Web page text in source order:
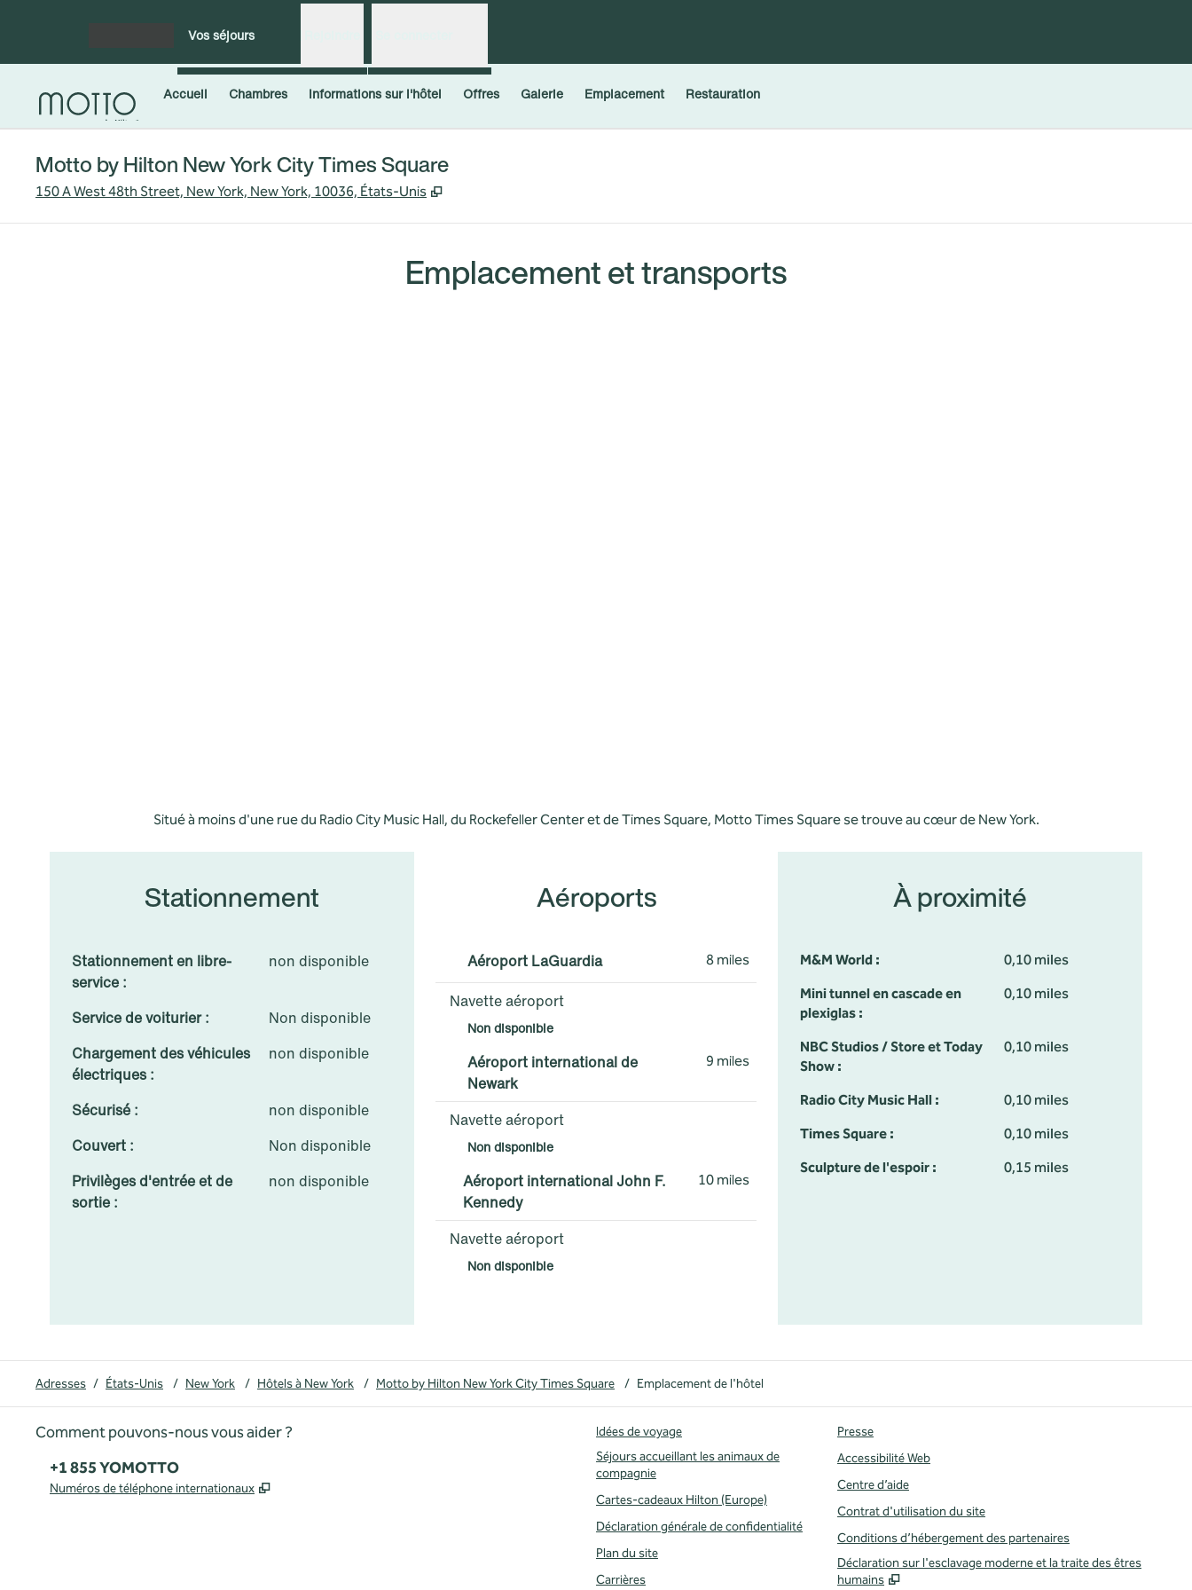
Vos séjours
Accueil Chambres Informations sur l'hôtel Offres Galerie Emplacement Restauration
Motto by Hilton New York City Times Square
150 A West 48th Street, New York, New York, 10036, États-Unis ,
Emplacement et transports
Situé à moins d'une rue du Radio City Music Hall, du Rockefeller Center et de Times Square, Motto Times Square se trouve au cœur de New York.
Stationnement
Stationnement en libre-
service :
non disponible
Service de voiturier :
Non disponible
Chargement des véhicules
électriques :
non disponible
Sécurisé :
non disponible
Couvert :
Non disponible
Privilèges d'entrée et de
sortie :
non disponible
Aéroports
Aéroport LaGuardia 8 miles
Navette aéroport
Non disponible
Aéroport international de
Newark
9 miles
Navette aéroport
Non disponible
Aéroport international John F.
Kennedy
10 miles
Navette aéroport
Non disponible
À proximité
M&M World :
0,10 miles
Mini tunnel en cascade en
plexiglas :
0,10 miles
NBC Studios / Store et Today
Show :
0,10 miles
Radio City Music Hall :
0,10 miles
Times Square :
0,10 miles
Sculpture de l'espoir :
0,15 miles
Adresses / États-Unis / New York / Hôtels à New York / Motto by Hilton New York City Times Square / Emplacement de l'hôtel
Comment pouvons-nous vous aider ?
Téléphone :
+1 855 YOMOTTO
Numéros de téléphone internationaux ,
Idées de voyage
Séjours accueillant les animaux de
compagnie
Cartes-cadeaux Hilton (Europe)
Déclaration générale de confidentialité
Plan du site
Carrières
Presse
Accessibilité Web
Centre d’aide
Contrat d'utilisation du site
Conditions d’hébergement des partenaires
Déclaration sur l'esclavage moderne et la traite des êtres
humains